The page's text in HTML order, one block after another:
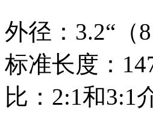
外径：3.2“（
标准长度：
比：2:1和3:1